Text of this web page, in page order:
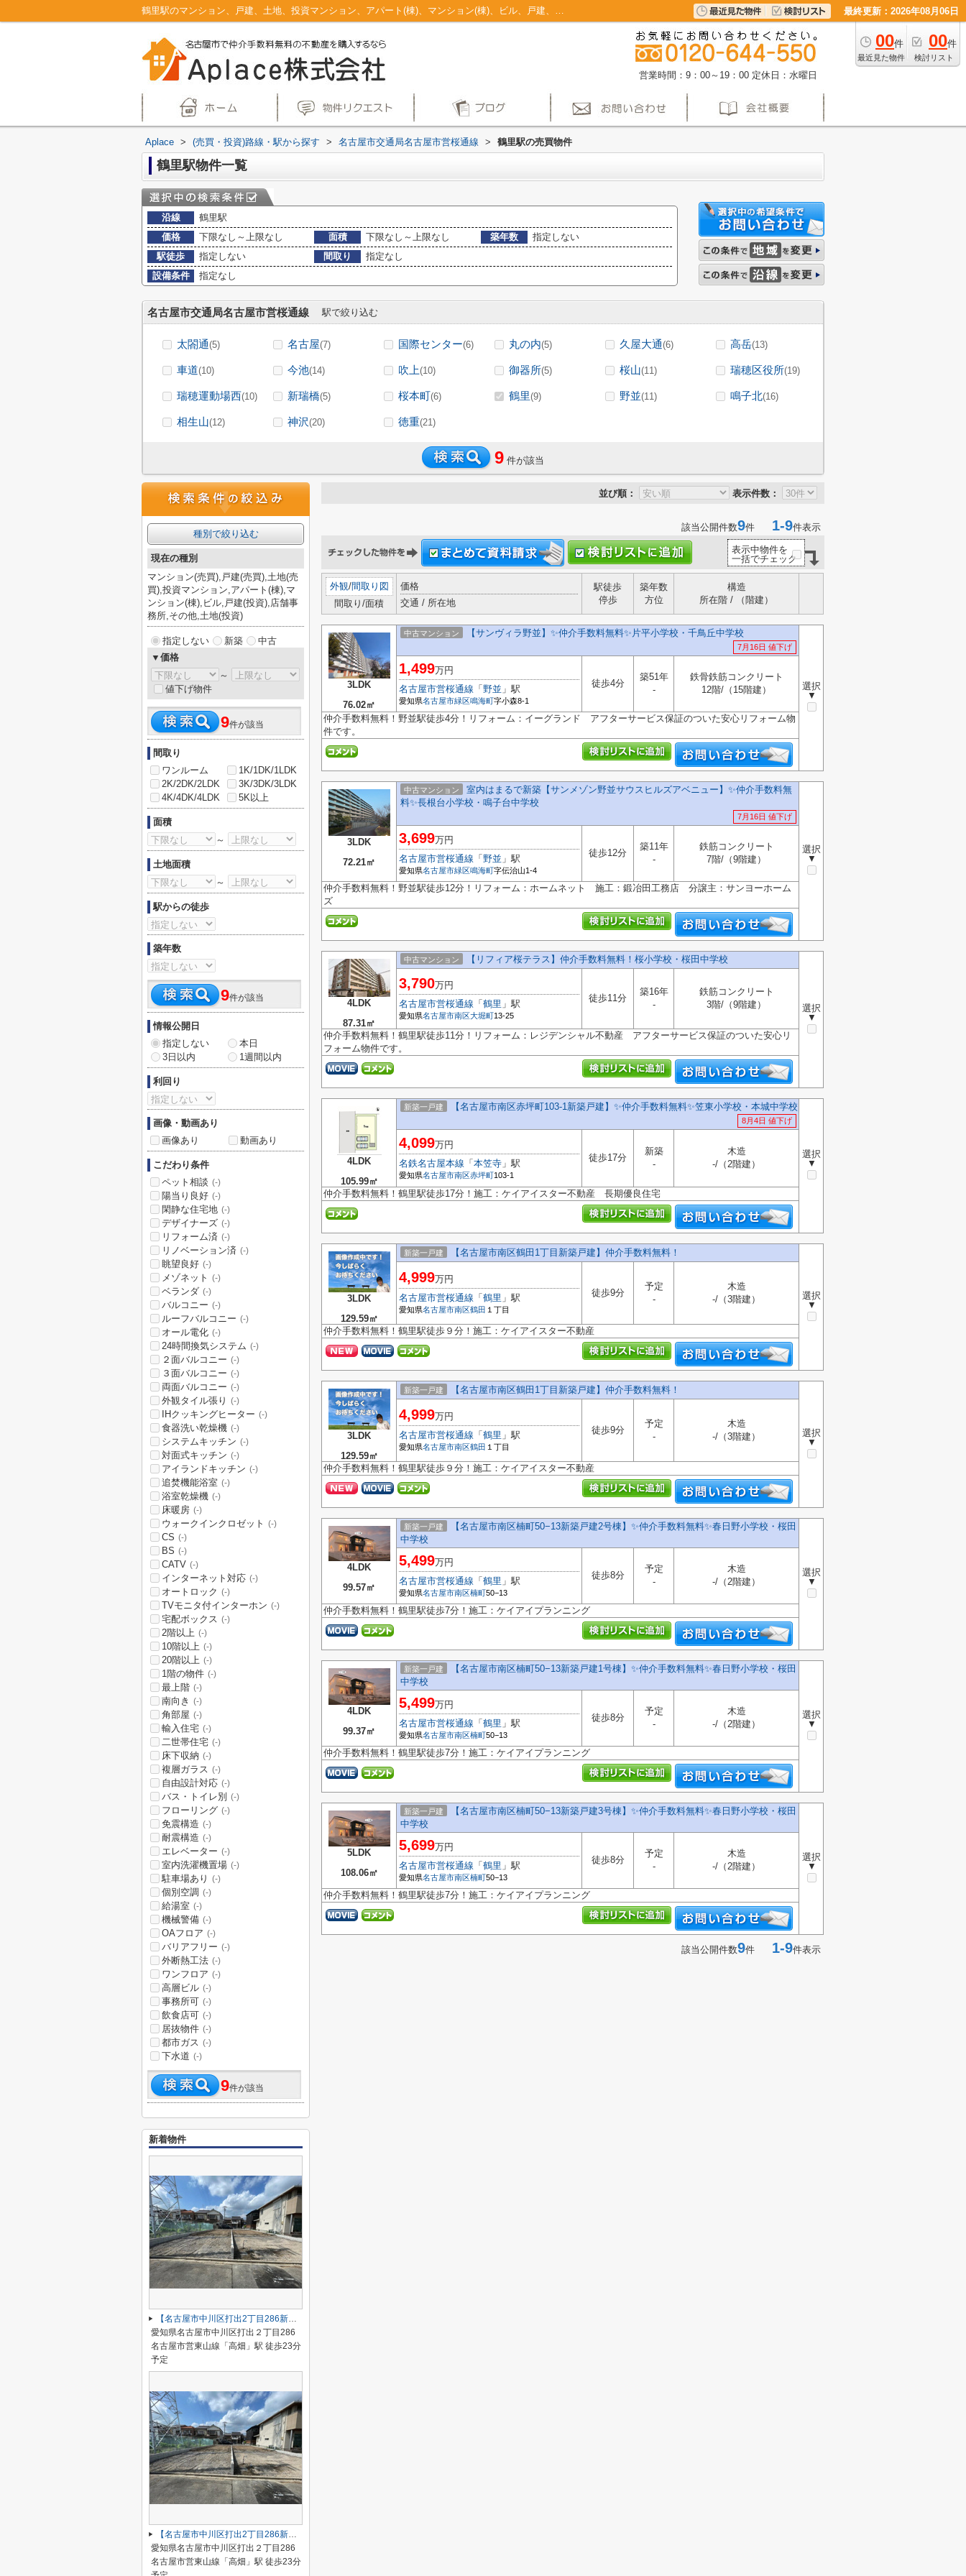
鶴里駅のマンション、戸建、土地、投資マンション、アパート(棟)、マンション(棟)、ビル、戸建、店舗事務所、その他、土地一覧｜仲介手数料無料！名古屋市で新築戸建てを探すならAplace 最終更新：2026年08月06日
00件
最近見た物件
00件
検討リスト
営業時間：9：00～19：00 定休日：水曜日
Aplace > (売買・投資)路線・駅から探す > 名古屋市交通局名古屋市営桜通線 > 鶴里駅の売買物件
鶴里駅物件一覧
沿線
鶴里駅
価格
下限なし～上限なし 面積 下限なし～上限なし 築年数
指定しない
駅徒歩
指定しない 間取り
指定なし
設備条件
指定なし
名古屋市交通局名古屋市営桜通線 駅で絞り込む
太閤通(5) 名古屋(7) 国際センター(6) 丸の内(5) 久屋大通(6) 高岳(13)
車道(10) 今池(14) 吹上(10) 御器所(5) 桜山(11) 瑞穂区役所(19)
瑞穂運動場西(10) 新瑞橋(5) 桜本町(6) 鶴里(9) 野並(11) 鳴子北(16)
相生山(12) 神沢(20) 徳重(21)
9 件が該当
並び順： 表示件数：
該当公開件数9件 1-9件表示
表示中物件を
一括でチェック
外観/間取り図
間取り/面積
価格
交通 / 所在地
駅徒歩
停歩
築年数
方位
構造
所在階 / （階建）
3LDK
76.02㎡
中古マンション 【サンヴィラ野並】✨️仲介手数料無料✨️片平小学校・千鳥丘中学校
7月16日 値下げ
選択
▼
1,499万円
名古屋市営桜通線 「 野並 」駅
愛知県名古屋市緑区鳴海町字小森8-1
徒歩4分
築51年
-
鉄骨鉄筋コンクリート
12階/（15階建）
仲介手数料無料！野並駅徒歩4分！リフォーム：イーグランド アフターサービス保証のついた安心リフォーム物
件です。
3LDK
72.21㎡
中古マンション
室内はまるで新築【サンメゾン野並サウスヒルズアベニュー】✨️仲介手数料無
料✨️長根台小学校・鳴子台中学校
7月16日 値下げ
選択
▼
3,699万円
名古屋市営桜通線 「 野並 」駅
愛知県名古屋市緑区鳴海町字伝治山1-4
徒歩12分
築11年
-
鉄筋コンクリート
7階/（9階建）
仲介手数料無料！野並駅徒歩12分！リフォーム：ホームネット 施工：鍛冶田工務店 分譲主：サンヨーホーム
ズ
4LDK
87.31㎡
中古マンション 【リフィア桜テラス】仲介手数料無料！桜小学校・桜田中学校
選択
▼
3,790万円
名古屋市営桜通線 「 鶴里 」駅
愛知県名古屋市南区大堀町13-25
徒歩11分
築16年
-
鉄筋コンクリート
3階/（9階建）
仲介手数料無料！鶴里駅徒歩11分！リフォーム：レジデンシャル不動産 アフターサービス保証のついた安心リ
フォーム物件です。
4LDK
105.99㎡
新築一戸建 【名古屋市南区赤坪町103-1新築戸建】✨️仲介手数料無料✨️笠東小学校・本城中学校
8月4日 値下げ
選択
▼
4,099万円
名鉄名古屋本線 「 本笠寺 」駅
愛知県名古屋市南区赤坪町103-1
徒歩17分
新築
-
木造
-/（2階建）
仲介手数料無料！鶴里駅徒歩17分！施工：ケイアイスター不動産 長期優良住宅
3LDK
129.59㎡
新築一戸建 【名古屋市南区鶴田1丁目新築戸建】仲介手数料無料！
選択
▼
4,999万円
名古屋市営桜通線 「 鶴里 」駅
愛知県名古屋市南区鶴田 １丁目
徒歩9分
予定
-
木造
-/（3階建）
仲介手数料無料！鶴里駅徒歩９分！施工：ケイアイスター不動産
3LDK
129.59㎡
新築一戸建 【名古屋市南区鶴田1丁目新築戸建】仲介手数料無料！
選択
▼
4,999万円
名古屋市営桜通線 「 鶴里 」駅
愛知県名古屋市南区鶴田 １丁目
徒歩9分
予定
-
木造
-/（3階建）
仲介手数料無料！鶴里駅徒歩９分！施工：ケイアイスター不動産
4LDK
99.57㎡
新築一戸建
【名古屋市南区楠町50−13新築戸建2号棟】✨️仲介手数料無料✨️春日野小学校・桜田
中学校
選択
▼
5,499万円
名古屋市営桜通線 「 鶴里 」駅
愛知県名古屋市南区楠町50−13
徒歩8分
予定
-
木造
-/（2階建）
仲介手数料無料！鶴里駅徒歩7分！施工：ケイアイプランニング
4LDK
99.37㎡
新築一戸建
【名古屋市南区楠町50−13新築戸建1号棟】✨️仲介手数料無料✨️春日野小学校・桜田
中学校
選択
▼
5,499万円
名古屋市営桜通線 「 鶴里 」駅
愛知県名古屋市南区楠町50−13
徒歩8分
予定
-
木造
-/（2階建）
仲介手数料無料！鶴里駅徒歩7分！施工：ケイアイプランニング
5LDK
108.06㎡
新築一戸建
【名古屋市南区楠町50−13新築戸建3号棟】✨️仲介手数料無料✨️春日野小学校・桜田
中学校
選択
▼
5,699万円
名古屋市営桜通線 「 鶴里 」駅
愛知県名古屋市南区楠町50−13
徒歩8分
予定
-
木造
-/（2階建）
仲介手数料無料！鶴里駅徒歩7分！施工：ケイアイプランニング
該当公開件数9件 1-9件表示
種別で絞り込む
現在の種別
マンション(売買),戸建(売買),土地(売
買),投資マンション,アパート(棟),マ
ンション(棟),ビル,戸建(投資),店舗事
務所,その他,土地(投資)
指定しない 新築
中古
▼価格
～
値下げ物件
9件が該当
間取り
ワンルーム
1K/1DK/1LDK
2K/2DK/2LDK
3K/3DK/3LDK
4K/4DK/4LDK
5K以上
面積
～
土地面積
～
駅からの徒歩
築年数
9件が該当
情報公開日
指定しない
本日
3日以内
1週間以内
利回り
画像・動画あり
画像あり
動画あり
こだわり条件
ペット相談 (-)
陽当り良好 (-)
閑静な住宅地 (-)
デザイナーズ (-)
リフォーム済 (-)
リノベーション済 (-)
眺望良好 (-)
メゾネット (-)
ベランダ (-)
バルコニー (-)
ルーフバルコニー (-)
オール電化 (-)
24時間換気システム (-)
２面バルコニー (-)
３面バルコニー (-)
両面バルコニー (-)
外観タイル張り (-)
IHクッキングヒーター (-)
食器洗い乾燥機 (-)
システムキッチン (-)
対面式キッチン (-)
アイランドキッチン (-)
追焚機能浴室 (-)
浴室乾燥機 (-)
床暖房 (-)
ウォークインクロゼット (-)
CS (-)
BS (-)
CATV (-)
インターネット対応 (-)
オートロック (-)
TVモニタ付インターホン (-)
宅配ボックス (-)
2階以上 (-)
10階以上 (-)
20階以上 (-)
1階の物件 (-)
最上階 (-)
南向き (-)
角部屋 (-)
輸入住宅 (-)
二世帯住宅 (-)
床下収納 (-)
複層ガラス (-)
自由設計対応 (-)
バス・トイレ別 (-)
フローリング (-)
免震構造 (-)
耐震構造 (-)
エレベーター (-)
室内洗濯機置場 (-)
駐車場あり (-)
個別空調 (-)
給湯室 (-)
機械警備 (-)
OAフロア (-)
バリアフリー (-)
外断熱工法 (-)
ワンフロア (-)
高層ビル (-)
事務所可 (-)
飲食店可 (-)
居抜物件 (-)
都市ガス (-)
下水道 (-)
9件が該当
新着物件
【名古屋市中川区打出2丁目286新築戸建A号棟】仲介手数料無料！荒子小学校・一柳中学校
愛知県名古屋市中川区打出２丁目286
名古屋市営東山線「高畑」駅 徒歩23分
予定
【名古屋市中川区打出2丁目286新築戸建B号棟】仲介手数料無料！荒子小学校・一柳中学校
愛知県名古屋市中川区打出２丁目286
名古屋市営東山線「高畑」駅 徒歩23分